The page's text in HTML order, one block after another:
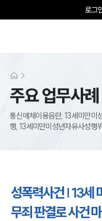
로그
주요 업무사례
통신매체이용음란, 13세미만미
행, 13세미만미성년자유사성행위
성폭력사건 | 13세
무죄 판결로 사건